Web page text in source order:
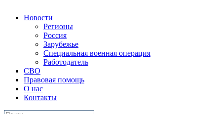
Новости
Регионы
Россия
Зарубежье
Специальная военная операция
Работодатель
СВО
Правовая помощь
О нас
Контакты